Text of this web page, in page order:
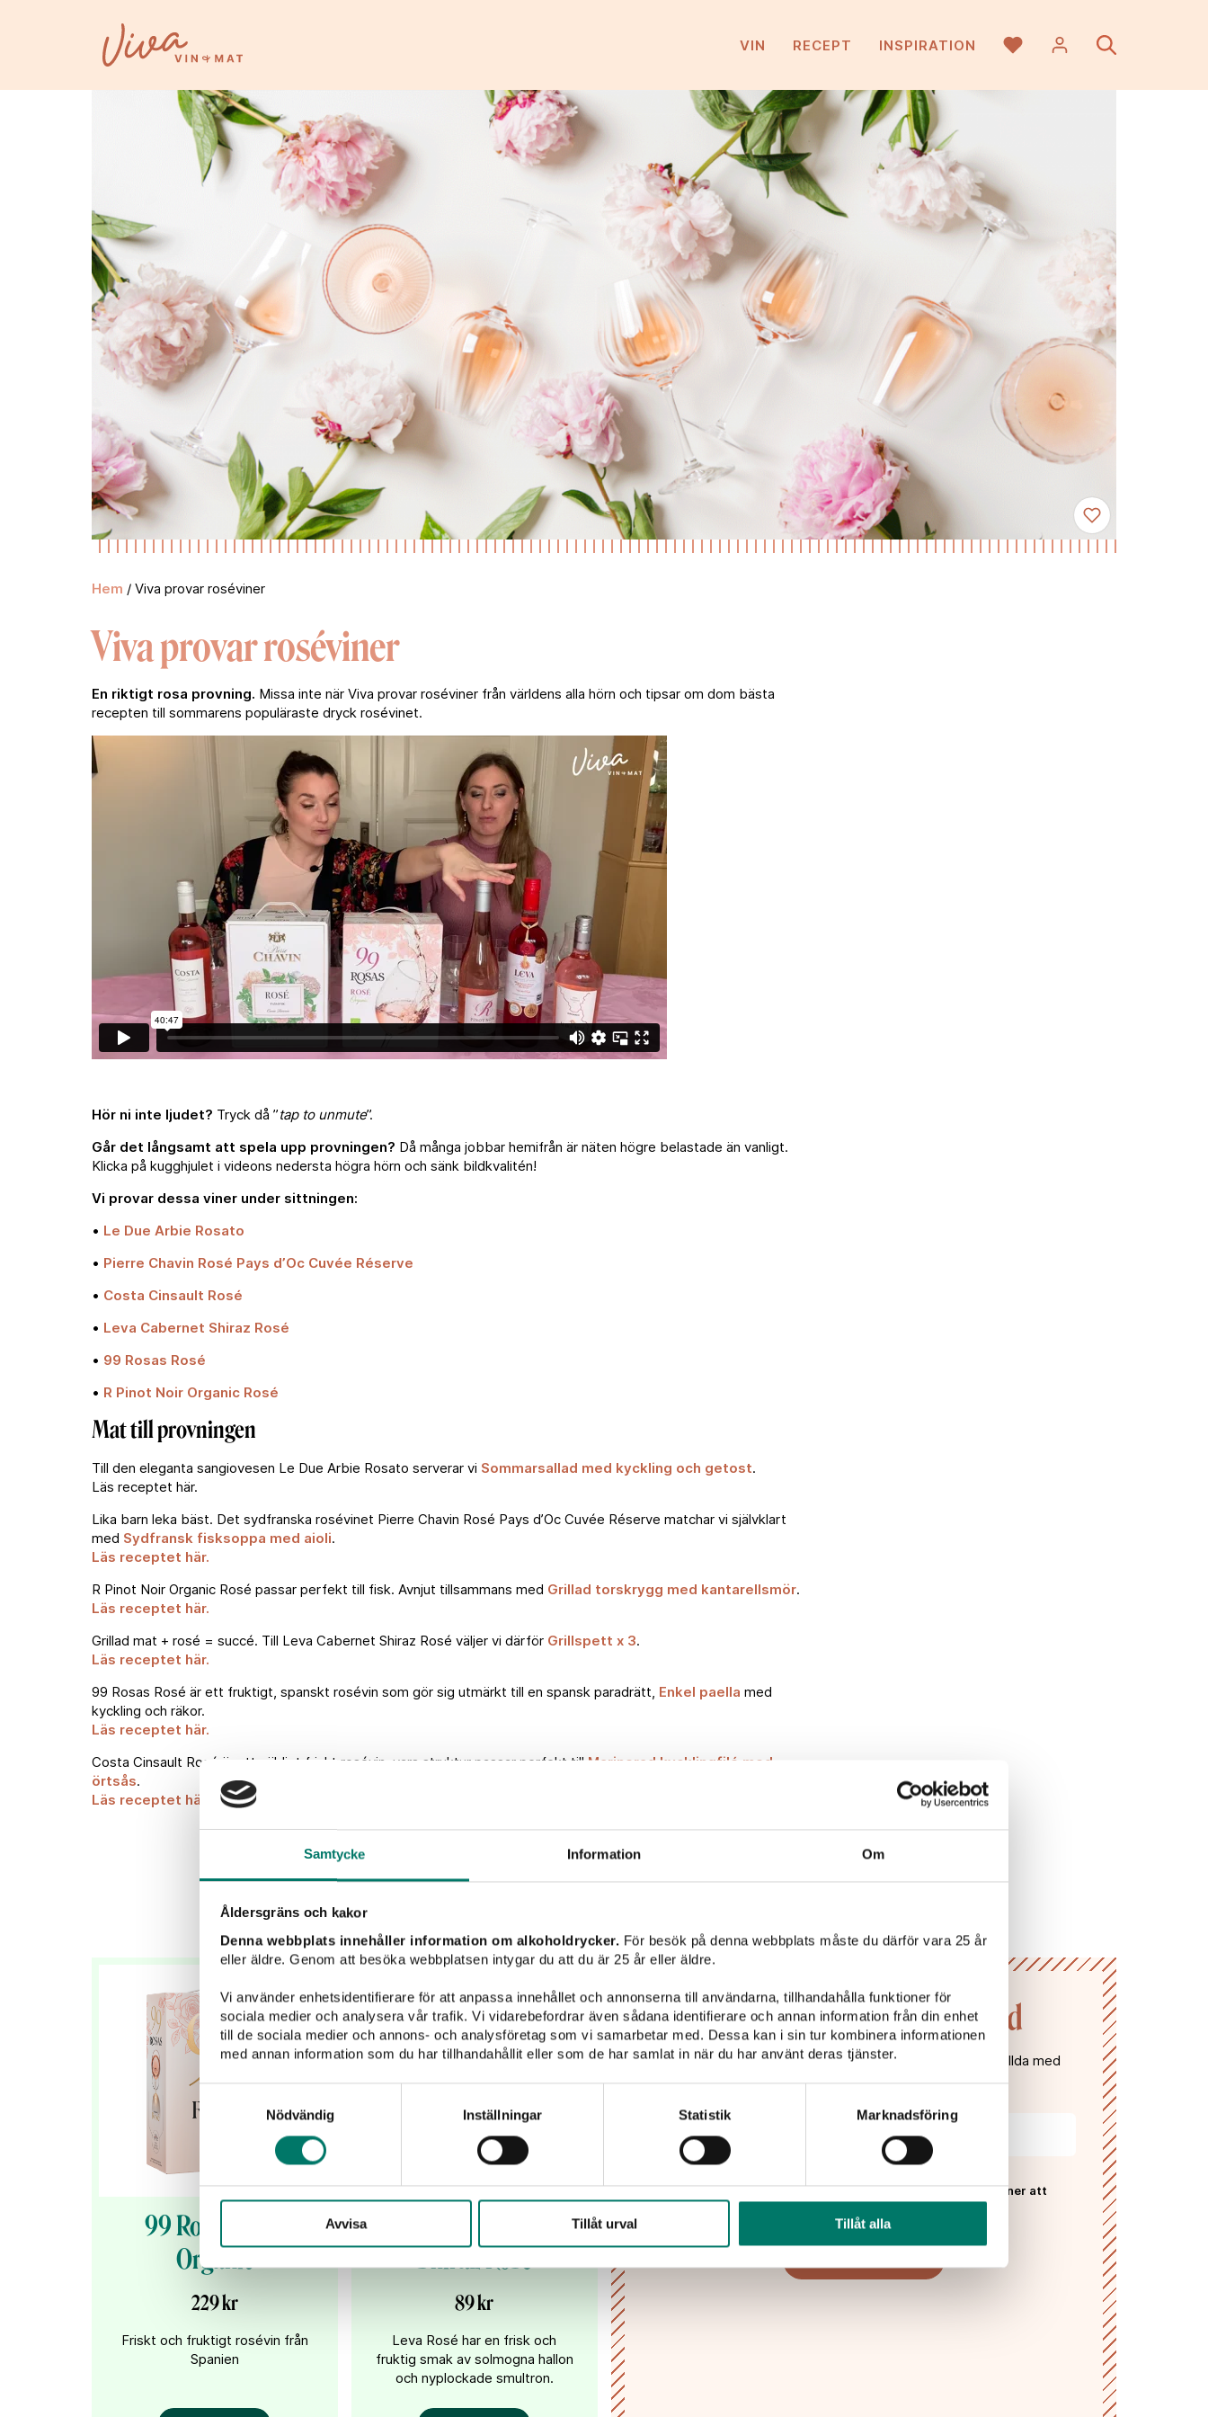
Samtycke Information Om
Åldersgräns och kakor
Denna webbplats innehåller information om alkoholdrycker. För besök på denna webbplats måste du därför vara 25 år
eller äldre. Genom att besöka webbplatsen intygar du att du är 25 år eller äldre.
Vi använder enhetsidentifierare för att anpassa innehållet och annonserna till användarna, tillhandahålla funktioner för
sociala medier och analysera vår trafik. Vi vidarebefordrar även sådana identifierare och annan information från din enhet
till de sociala medier och annons- och analysföretag som vi samarbetar med. Dessa kan i sin tur kombinera informationen
med annan information som du har tillhandahållit eller som de har samlat in när du har använt deras tjänster.
Nödvändig
Inställningar Statistik Marknadsföring
Avvisa Tillåt urval Tillåt alla
VIN RECEPT INSPIRATION
Hem / Viva provar roséviner
Viva provar roséviner
En riktigt rosa provning. Missa inte när Viva provar roséviner från världens alla hörn och tipsar om dom bästa
recepten till sommarens populäraste dryck rosévinet.
Hör ni inte ljudet? Tryck då ”tap to unmute”.
Går det långsamt att spela upp provningen? Då många jobbar hemifrån är näten högre belastade än vanligt.
Klicka på kugghjulet i videons nedersta högra hörn och sänk bildkvalitén!
Vi provar dessa viner under sittningen:
• Le Due Arbie Rosato
• Pierre Chavin Rosé Pays d’Oc Cuvée Réserve
• Costa Cinsault Rosé
• Leva Cabernet Shiraz Rosé
• 99 Rosas Rosé
• R Pinot Noir Organic Rosé
Mat till provningen
Till den eleganta sangiovesen Le Due Arbie Rosato serverar vi Sommarsallad med kyckling och getost.
Läs receptet här.
Lika barn leka bäst. Det sydfranska rosévinet Pierre Chavin Rosé Pays d’Oc Cuvée Réserve matchar vi självklart
med Sydfransk fisksoppa med aioli.
Läs receptet här.
R Pinot Noir Organic Rosé passar perfekt till fisk. Avnjut tillsammans med Grillad torskrygg med kantarellsmör.
Läs receptet här.
Grillad mat + rosé = succé. Till Leva Cabernet Shiraz Rosé väljer vi därför Grillspett x 3.
Läs receptet här.
99 Rosas Rosé är ett fruktigt, spanskt rosévin som gör sig utmärkt till en spansk paradrätt, Enkel paella med
kyckling och räkor.
Läs receptet här.
Costa Cinsault Rosé är ett väldigt friskt rosévin, vars struktur passar perfekt till Marinerad kycklingfilé med
örtsås.
Läs receptet här.
99 Rosas Rosé
Organic
229 kr
Friskt och fruktigt rosévin från
Spanien
Shiraz Rosé
89 kr
Leva Rosé har en frisk och
fruktig smak av solmogna hallon
och nyplockade smultron.
Välkommen till Vivas värld
Lämna dina kontaktuppgifter och få våra nyhetsbrev fyllda med
Jag har tagit del av Vivassekretesspolicyoch godkänner att
mina uppgifter hanteras och lagras enligt denna.*